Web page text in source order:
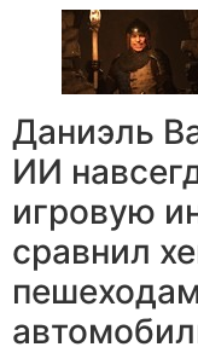
Даниэль
ИИ
игровую
сравнил